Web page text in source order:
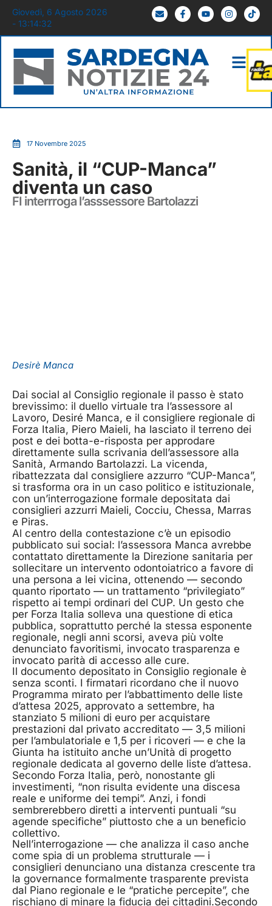
Giovedì, 6 Agosto 2026
- 13:14:33
17 Novembre 2025
Sanità, il “CUP-Manca”
diventa un caso
FI interrroga l’asssessore Bartolazzi
Desirè Manca
Dai social al Consiglio regionale il passo è stato
brevissimo: il duello virtuale tra l’assessore al
Lavoro, Desiré Manca, e il consigliere regionale di
Forza Italia, Piero Maieli, ha lasciato il terreno dei
post e dei botta-e-risposta per approdare
direttamente sulla scrivania dell’assessore alla
Sanità, Armando Bartolazzi. La vicenda,
ribattezzata dal consigliere azzurro “CUP-Manca”,
si trasforma ora in un caso politico e istituzionale,
con un’interrogazione formale depositata dai
consiglieri azzurri Maieli, Cocciu, Chessa, Marras
e Piras.
Al centro della contestazione c’è un episodio
pubblicato sui social: l’assessora Manca avrebbe
contattato direttamente la Direzione sanitaria per
sollecitare un intervento odontoiatrico a favore di
una persona a lei vicina, ottenendo — secondo
quanto riportato — un trattamento “privilegiato”
rispetto ai tempi ordinari del CUP. Un gesto che
per Forza Italia solleva una questione di etica
pubblica, soprattutto perché la stessa esponente
regionale, negli anni scorsi, aveva più volte
denunciato favoritismi, invocato trasparenza e
invocato parità di accesso alle cure.
Il documento depositato in Consiglio regionale è
senza sconti. I firmatari ricordano che il nuovo
Programma mirato per l’abbattimento delle liste
d’attesa 2025, approvato a settembre, ha
stanziato 5 milioni di euro per acquistare
prestazioni dal privato accreditato — 3,5 milioni
per l’ambulatoriale e 1,5 per i ricoveri — e che la
Giunta ha istituito anche un’Unità di progetto
regionale dedicata al governo delle liste d’attesa.
Secondo Forza Italia, però, nonostante gli
investimenti, “non risulta evidente una discesa
reale e uniforme dei tempi”. Anzi, i fondi
sembrerebbero diretti a interventi puntuali “su
agende specifiche” piuttosto che a un beneficio
collettivo.
Nell’interrogazione — che analizza il caso anche
come spia di un problema strutturale — i
consiglieri denunciano una distanza crescente tra
la governance formalmente trasparente prevista
dal Piano regionale e le “pratiche percepite”, che
rischiano di minare la fiducia dei cittadini.Secondo